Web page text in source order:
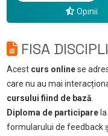
Opinii
FISA
Acest curs onlinese
care nu au mai
cursului fiind de bază
Diploma de participarela
formularului de feedback